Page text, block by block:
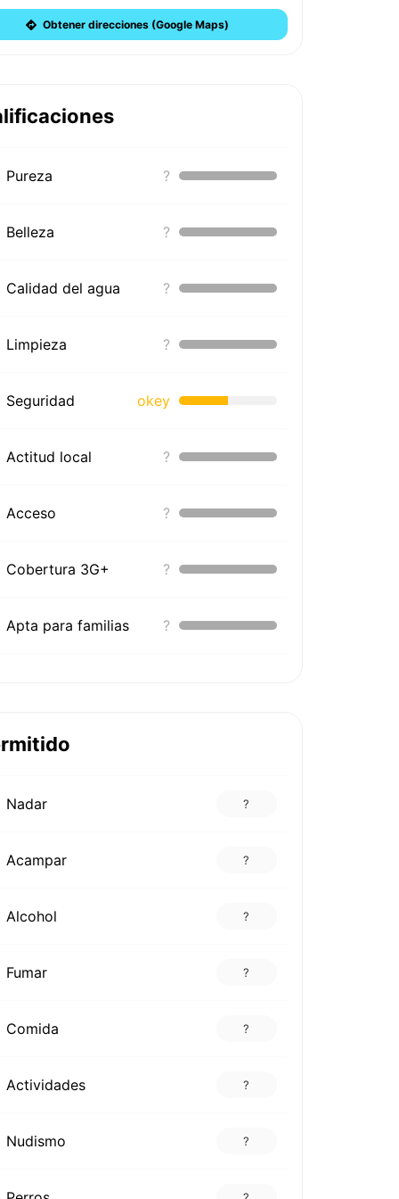
Obtener direcciones (Google Maps)
Pureza ?
Belleza ?
Calidad del agua ?
Limpieza ?
Seguridad okey
Actitud local ?
Acceso ?
Cobertura 3G+ ?
Apta para familias ?
Nadar ?
Acampar ?
Alcohol ?
Fumar ?
Comida ?
Actividades ?
Nudismo ?